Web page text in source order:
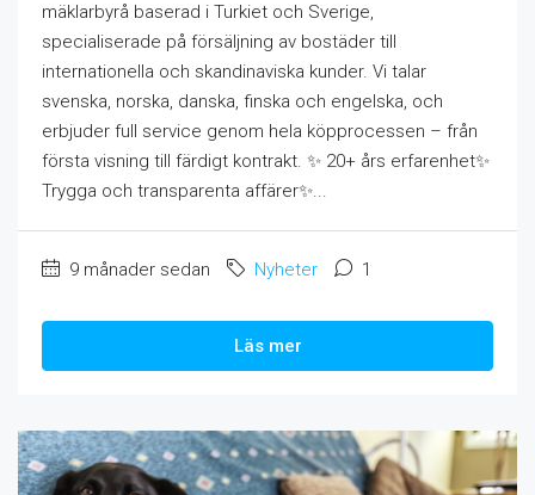
mäklarbyrå baserad i Turkiet och Sverige,
specialiserade på försäljning av bostäder till
internationella och skandinaviska kunder. Vi talar
svenska, norska, danska, finska och engelska, och
erbjuder full service genom hela köpprocessen – från
första visning till färdigt kontrakt. ✨ 20+ års erfarenhet✨
Trygga och transparenta affärer✨...
9 månader sedan Nyheter 1
Läs mer